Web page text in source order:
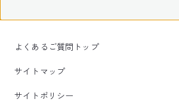
よくあるご質問トップ
サイトマップ
サイトポリシー